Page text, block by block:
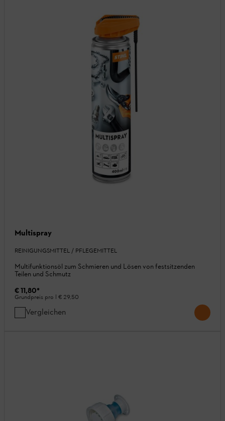
Multispray
REINIGUNGSMITTEL / PFLEGEMITTEL
Multifunktionsöl zum Schmieren und Lösen von festsitzenden
Teilen und Schmutz
€ 11,80*
Grundpreis pro l € 29,50
Vergleichen